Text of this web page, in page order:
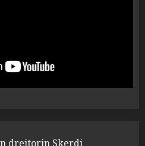
Joana Nano për
me fondet publike dhe
të pajustifikuar
Gramshi, nis
drejtorin Skerdi